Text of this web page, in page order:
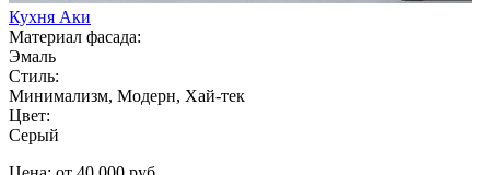
Кухня Аки
Материал фасада:
Эмаль
Стиль:
Минимализм, Модерн, Хай-тек
Цвет:
Серый